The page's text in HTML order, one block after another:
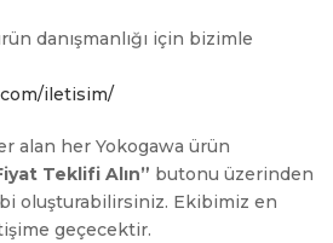
danışmanlığı için bizimle
iletisim/
alan her Yokogawa ürün
Teklifi Alın” butonu üzerinden
oluşturabilirsiniz. Ekibimiz en
geçecektir.